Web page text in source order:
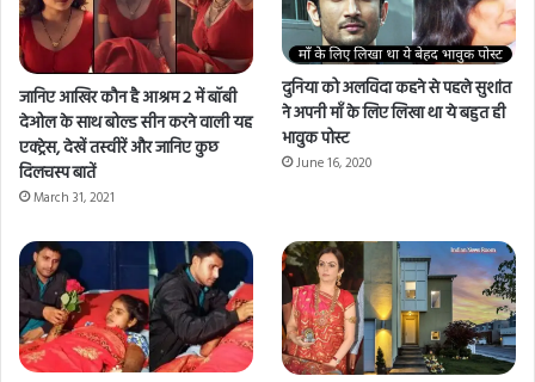
जानिए आखिर कौन है आश्रम 2 में बॉबी
देओल के साथ बोल्ड सीन करने वाली यह
एक्ट्रेस, देखें तस्वीरें और जानिए कुछ
दिलचस्प बातें
March 31, 2021
दुनिया को अलविदा कहने से पहले सुशांत
ने अपनी माँ के लिए लिखा था ये बहुत ही
भावुक पोस्ट
June 16, 2020